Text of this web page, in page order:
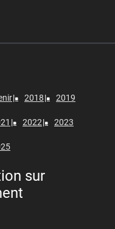
2018 2019
2022 2023
sur